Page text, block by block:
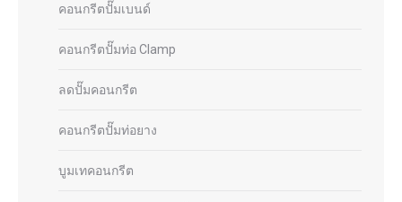
คอนกรีตปั๊มเบนด์
คอนกรีตปั๊มท่อ Clamp
ลดปั๊มคอนกรีต
คอนกรีตปั๊มท่อยาง
บูมเทคอนกรีต